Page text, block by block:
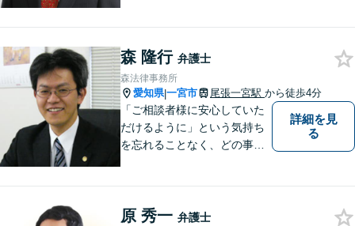
努力します。
森 隆行 弁護士
森法律事務所
愛知県|一宮市 尾張一宮駅 から徒歩4分
「ご相談者様に安心していた
だけるように」という気持ち
を忘れることなく、どの事件
詳細を見
る
原 秀一 弁護士